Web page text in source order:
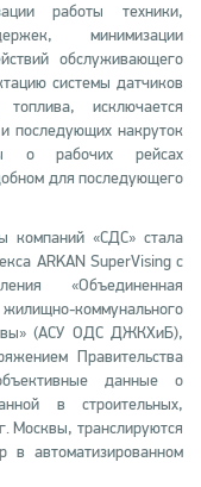
работы техники,
минимизации
обслуживающего
системы датчиков
исключается
последующих накруток
о рабочих рейсах
для последующего
компаний «СДС» стала
ARKAN SuperVising с
«Объединенная
коммунального
(АСУ ОДС ДЖКХиБ),
Правительства
данные о
в строительных,
Москвы, транслируются
в автоматизированном